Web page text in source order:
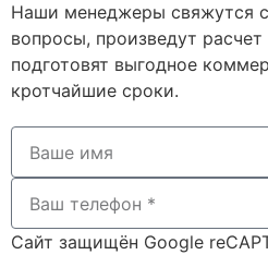
Наши менеджеры свяжутся
вопросы, произведут
подготовят выгодное
кротчайшие сроки.
Сайт защищён Google